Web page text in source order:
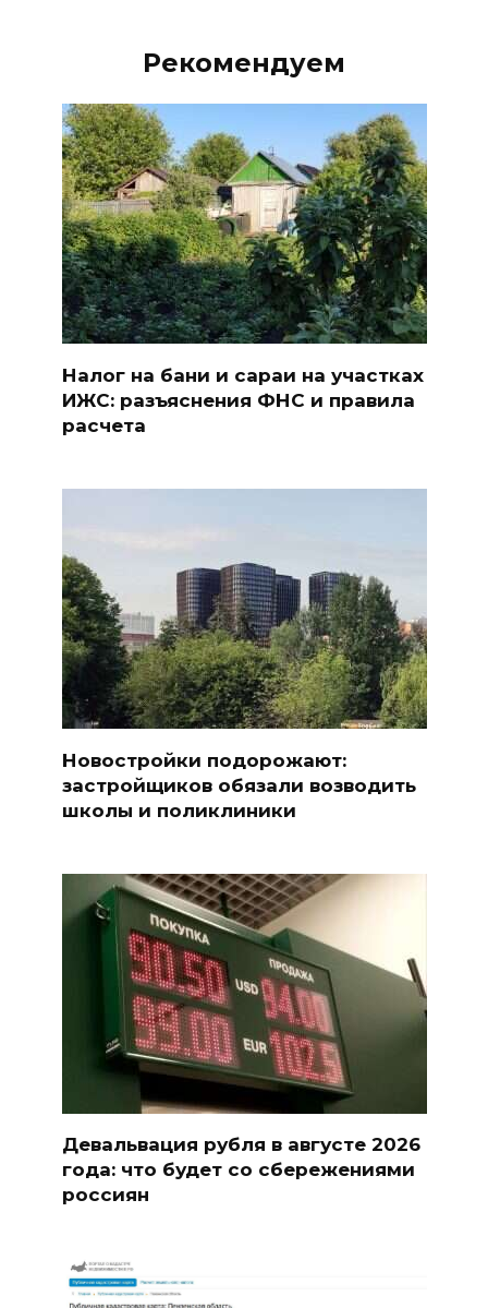
Рекомендуем
Налог на бани и сараи на участках
ИЖС: разъяснения ФНС и правила
расчета
Новостройки подорожают:
застройщиков обязали возводить
школы и поликлиники
Девальвация рубля в августе 2026
года: что будет со сбережениями
россиян